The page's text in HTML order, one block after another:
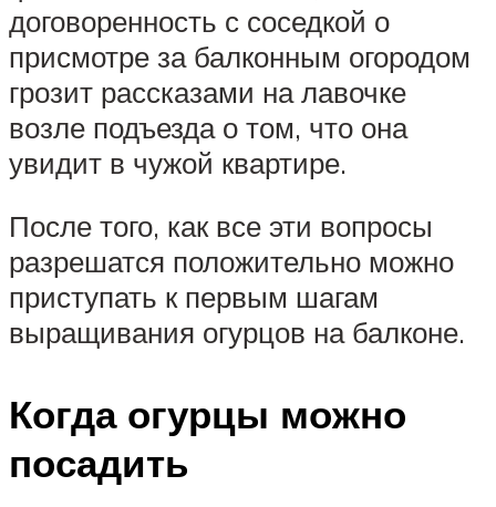
договоренность с соседкой о
присмотре за балконным огородом
грозит рассказами на лавочке
возле подъезда о том, что она
увидит в чужой квартире.
После того, как все эти вопросы
разрешатся положительно можно
приступать к первым шагам
выращивания огурцов на балконе.
Когда огурцы можно
посадить